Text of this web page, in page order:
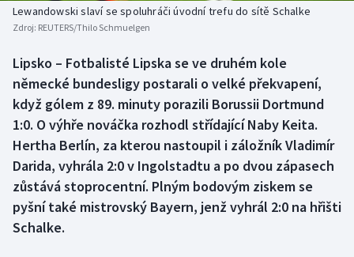
Biatlon
Box
Curling
Dostihy
Florbal
Futsal
Aplikace ČT sport
Lewandowski slaví se spoluhráči úvodní trefu do sítě Schalke
Zdroj: REUTERS/Thilo Schmuelgen
Lipsko – Fotbalisté Lipska se ve druhém kole
německé bundesligy postarali o velké překvapení,
když gólem z 89. minuty porazili Borussii Dortmund
1:0. O výhře nováčka rozhodl střídající Naby Keita.
Hertha Berlín, za kterou nastoupil i záložník Vladimír
Darida, vyhrála 2:0 v Ingolstadtu a po dvou zápasech
zůstává stoprocentní. Plným bodovým ziskem se
pyšní také mistrovský Bayern, jenž vyhrál 2:0 na hřišti
Schalke.